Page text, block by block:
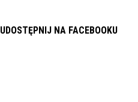
UDOSTĘPNIJ NA FACEBOOKU